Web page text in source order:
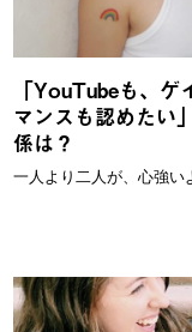
「YouTubeも、
マンスも認めたい
係は？
一人より二人が、心強い